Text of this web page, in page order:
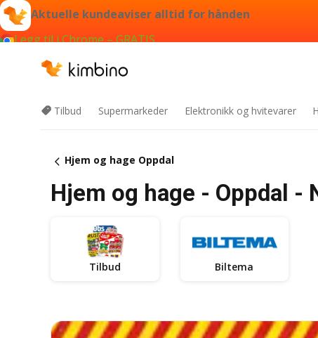
Aktuelle kundeaviser alltid for hånden
Legg til i Chrome – GRATIS
Tilbud Supermarkeder Elektronikk og hvitevarer
Hjem og hage Oppdal
Hjem og hage - Oppdal
Tilbud Biltema